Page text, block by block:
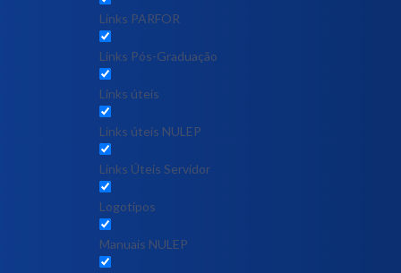
Links PARFOR
Links Pós-Graduação
Links úteis
Links úteis NULEP
Links Úteis Servidor
Logotipos
Manuais NULEP